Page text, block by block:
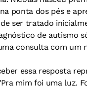
ponta dos pés e
ser tratado
de autismo
consulta com um
essa resposta
mim foi uma luz.